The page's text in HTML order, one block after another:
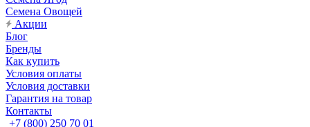
Семена Овощей
Акции
Блог
Бренды
Как купить
Условия оплаты
Условия доставки
Гарантия на товар
Контакты
+7 (800) 250 70 01